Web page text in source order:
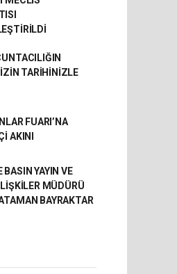
TARİHİNİZLE
FUARI’NA
AKINI
BASIN YAYIN VE
MÜDÜRÜ
BAYRAKTAR